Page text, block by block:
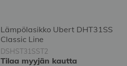
Lämpölasikko Ubert DHT31SS
Classic Line
DSHST31SST2
Tilaa myyjän kautta